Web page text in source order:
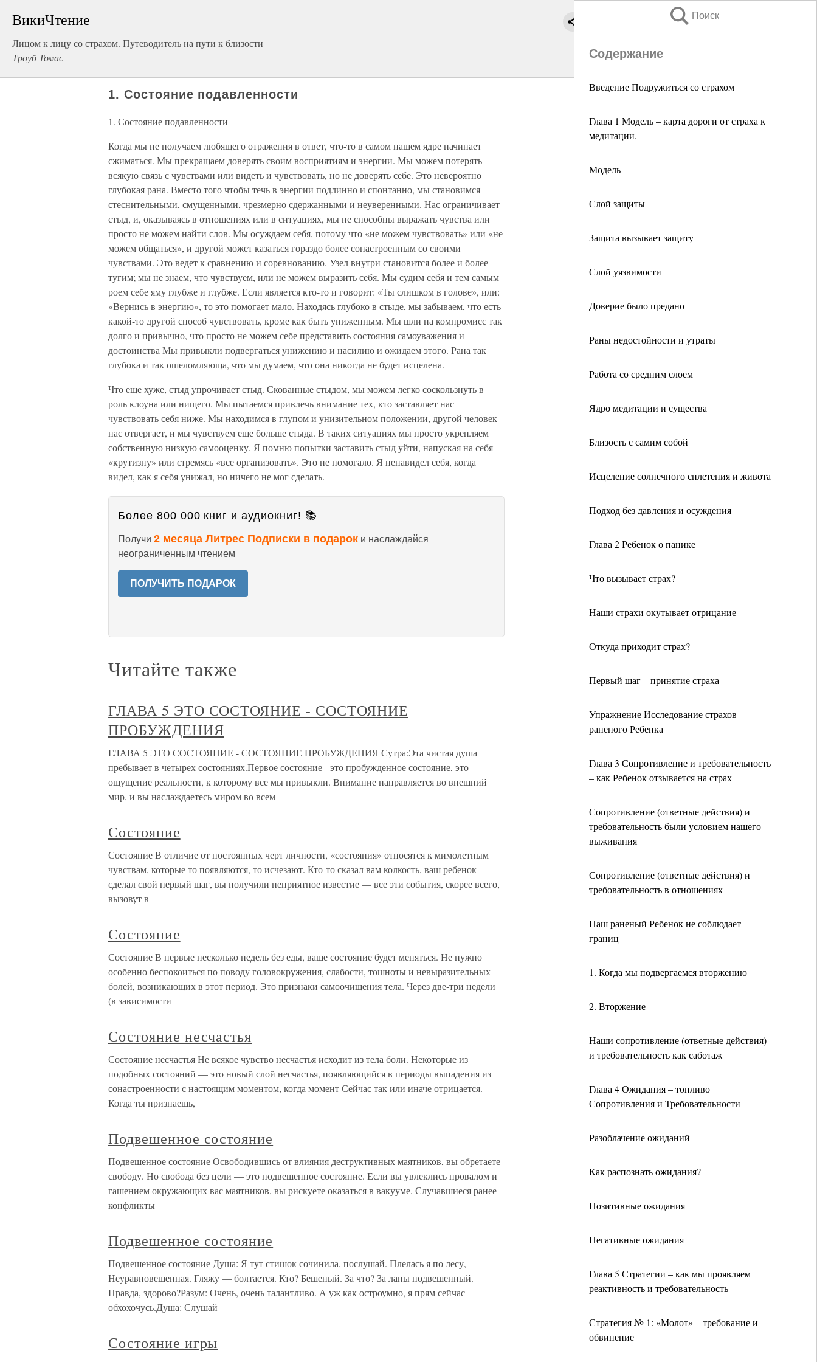
ВикиЧтение
Лицом к лицу со страхом. Путеводитель на пути к близости
Троуб Томас
Поиск
Содержание
Введение Подружиться со страхом
Глава 1 Модель – карта дороги от страха к
медитации.
Модель
Слой защиты
Защита вызывает защиту
Слой уязвимости
Доверие было предано
Раны недостойности и утраты
Работа со средним слоем
Ядро медитации и существа
Близость с самим собой
Исцеление солнечного сплетения и живота
Подход без давления и осуждения
Глава 2 Ребенок о панике
Что вызывает страх?
Наши страхи окутывает отрицание
Откуда приходит страх?
Первый шаг – принятие страха
Упражнение Исследование страхов
раненого Ребенка
Глава 3 Сопротивление и требовательность
– как Ребенок отзывается на страх
Сопротивление (ответные действия) и
требовательность были условием нашего
выживания
Сопротивление (ответные действия) и
требовательность в отношениях
Наш раненый Ребенок не соблюдает
границ
1. Когда мы подвергаемся вторжению
2. Вторжение
Наши сопротивление (ответные действия)
и требовательность как саботаж
Глава 4 Ожидания – топливо
Сопротивления и Требовательности
Разоблачение ожиданий
Как распознать ожидания?
Позитивные ожидания
Негативные ожидания
Глава 5 Стратегии – как мы проявляем
реактивность и требовательность
Стратегия № 1: «Молот» – требование и
обвинение
1. Состояние подавленности
1. Состояние подавленности
Когда мы не получаем любящего отражения в ответ, что-то в самом нашем ядре начинает
сжиматься. Мы прекращаем доверять своим восприятиям и энергии. Мы можем потерять
всякую связь с чувствами или видеть и чувствовать, но не доверять себе. Это невероятно
глубокая рана. Вместо того чтобы течь в энергии подлинно и спонтанно, мы становимся
стеснительными, смущенными, чрезмерно сдержанными и неуверенными. Нас ограничивает
стыд, и, оказываясь в отношениях или в ситуациях, мы не способны выражать чувства или
просто не можем найти слов. Мы осуждаем себя, потому что «не можем чувствовать» или «не
можем общаться», и другой может казаться гораздо более сонастроенным со своими
чувствами. Это ведет к сравнению и соревнованию. Узел внутри становится более и более
тугим; мы не знаем, что чувствуем, или не можем выразить себя. Мы судим себя и тем самым
роем себе яму глубже и глубже. Если является кто-то и говорит: «Ты слишком в голове», или:
«Вернись в энергию», то это помогает мало. Находясь глубоко в стыде, мы забываем, что есть
какой-то другой способ чувствовать, кроме как быть униженным. Мы шли на компромисс так
долго и привычно, что просто не можем себе представить состояния самоуважения и
достоинства Мы привыкли подвергаться унижению и насилию и ожидаем этого. Рана так
глубока и так ошеломляюща, что мы думаем, что она никогда не будет исцелена.
Что еще хуже, стыд упрочивает стыд. Скованные стыдом, мы можем легко соскользнуть в
роль клоуна или нищего. Мы пытаемся привлечь внимание тех, кто заставляет нас
чувствовать себя ниже. Мы находимся в глупом и унизительном положении, другой человек
нас отвергает, и мы чувствуем еще больше стыда. В таких ситуациях мы просто укрепляем
собственную низкую самооценку. Я помню попытки заставить стыд уйти, напуская на себя
«крутизну» или стремясь «все организовать». Это не помогало. Я ненавидел себя, когда
видел, как я себя унижал, но ничего не мог сделать.
Более 800 000 книг и аудиокниг! 📚
Получи 2 месяца Литрес Подписки в подарок и наслаждайся
неограниченным чтением
ПОЛУЧИТЬ ПОДАРОК
Читайте также
ГЛАВА 5 ЭТО СОСТОЯНИЕ - СОСТОЯНИЕ
ПРОБУЖДЕНИЯ
ГЛАВА 5 ЭТО СОСТОЯНИЕ - СОСТОЯНИЕ ПРОБУЖДЕНИЯ Сутра:Эта чистая душа
пребывает в четырех состояниях.Первое состояние - это пробужденное состояние, это
ощущение реальности, к которому все мы привыкли. Внимание направляется во внешний
мир, и вы наслаждаетесь миром во всем
Состояние
Состояние В отличие от постоянных черт личности, «состояния» относятся к мимолетным
чувствам, которые то появляются, то исчезают. Кто-то сказал вам колкость, ваш ребенок
сделал свой первый шаг, вы получили неприятное известие — все эти события, скорее всего,
вызовут в
Состояние
Состояние В первые несколько недель без еды, ваше состояние будет меняться. Не нужно
особенно беспокоиться по поводу головокружения, слабости, тошноты и невыразительных
болей, возникающих в этот период. Это признаки самоочищения тела. Через две-три недели
(в зависимости
Состояние несчастья
Состояние несчастья Не всякое чувство несчастья исходит из тела боли. Некоторые из
подобных состояний — это новый слой несчастья, появляющийся в периоды выпадения из
сонастроенности с настоящим моментом, когда момент Сейчас так или иначе отрицается.
Когда ты признаешь,
Подвешенное состояние
Подвешенное состояние Освободившись от влияния деструктивных маятников, вы обретаете
свободу. Но свобода без цели — это подвешенное состояние. Если вы увлеклись провалом и
гашением окружающих вас маятников, вы рискуете оказаться в вакууме. Случавшиеся ранее
конфликты
Подвешенное состояние
Подвешенное состояние Душа: Я тут стишок сочинила, послушай. Плелась я по лесу,
Неуравновешенная. Гляжу — болтается. Кто? Бешеный. За что? За лапы подвешенный.
Правда, здорово?Разум: Очень, очень талантливо. А уж как остроумно, я прям сейчас
обхохочусь.Душа: Слушай
Состояние игры